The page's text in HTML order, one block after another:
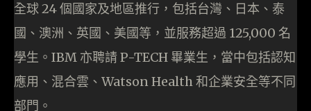
全球 24 個國家及地區推行，包括台灣、日本、泰
國、澳洲、英國、美國等，並服務超過 125,000 名
學生。IBM 亦聘請 P-TECH 畢業生，當中包括認知
應用、混合雲、Watson Health 和企業安全等不同
部門。